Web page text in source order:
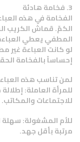
3. فخامة هادئة
الفخامة في هذه
الكمّ. قماش الكريب
المطفي يعطي
لو كانت العباءة
إحساساً بالفخامة
لمن تناسب هذه
للمرأة العاملة:
للاجتماعات والمكاتب.
للأم المشغولة: سهلة
مرتبة بأقل جهد.